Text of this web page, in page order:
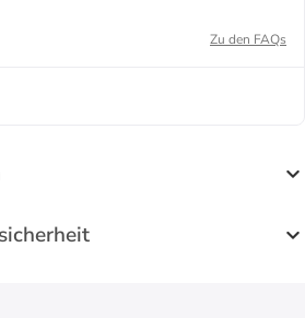
Zu den FAQs